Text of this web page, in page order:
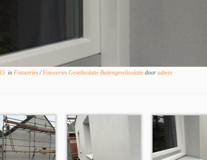
in Fotoseries/Fotoseries Gevelisolatie Buitengevelisolatie door admin